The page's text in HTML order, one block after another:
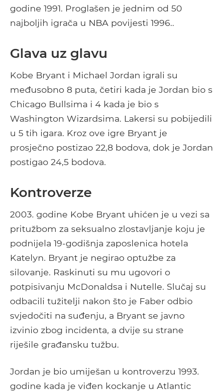
godine 1991. Proglašen je jednim od 50
najboljih igrača u NBA povijesti 1996..
Glava uz glavu
Kobe Bryant i Michael Jordan igrali su
međusobno 8 puta, četiri kada je Jordan bio s
Chicago Bullsima i 4 kada je bio s
Washington Wizardsima. Lakersi su pobijedili
u 5 tih igara. Kroz ove igre Bryant je
prosječno postizao 22,8 bodova, dok je Jordan
postigao 24,5 bodova.
Kontroverze
2003. godine Kobe Bryant uhićen je u vezi sa
pritužbom za seksualno zlostavljanje koju je
podnijela 19-godišnja zaposlenica hotela
Katelyn. Bryant je negirao optužbe za
silovanje. Raskinuti su mu ugovori o
potpisivanju McDonaldsa i Nutelle. Slučaj su
odbacili tužitelji nakon što je Faber odbio
svjedočiti na suđenju, a Bryant se javno
izvinio zbog incidenta, a dvije su strane
riješile građansku tužbu.
Jordan je bio umiješan u kontroverzu 1993.
godine kada je viđen kockanje u Atlantic